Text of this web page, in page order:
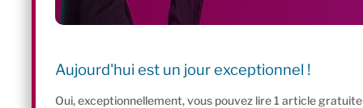
Aujourd'hui est un jour exceptionnel !
Oui, exceptionnellement, vous pouvez lire 1 article